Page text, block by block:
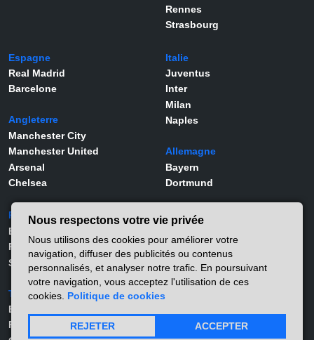
Rennes
Strasbourg
Espagne
Real Madrid
Barcelone
Angleterre
Manchester City
Manchester United
Arsenal
Chelsea
Italie
Juventus
Inter
Milan
Naples
Allemagne
Bayern
Dortmund
Portugal
Benfica
Porto
Sporting
Turquie
Besiktas
Fernerbahçe
Joueurs
Lamine Yamal
Rodrygo
Vinicius Jr
Matthis Abline
Nous respectons votre vie privée
Nous utilisons des cookies pour améliorer votre
navigation, diffuser des publicités ou contenus
personnalisés, et analyser notre trafic. En poursuivant
votre navigation, vous acceptez l'utilisation de ces
cookies. Politique de cookies
REJETER ACCEPTER